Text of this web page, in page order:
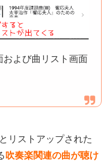
および曲リスト画面
リストアップされた
吹奏楽関連の曲が聴け